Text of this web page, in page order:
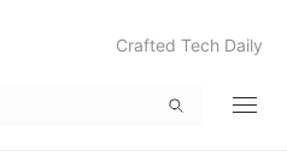
Crafted Tech Daily